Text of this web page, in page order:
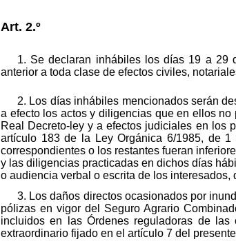
Art. 2.º
1. Se declaran inhábiles los días 19 a 29
anterior a toda clase de efectos civiles,
2. Los días inhábiles mencionados serán
a efecto los actos y diligencias que en ellos
Real Decreto-ley y a efectos judiciales en los
artículo 183 de la Ley Orgánica 6/1985, de
correspondientes o los restantes fueran
y las diligencias practicadas en dichos días
o audiencia verbal o escrita de los interesados,
3. Los daños directos ocasionados por
pólizas en vigor del Seguro Agrario
incluidos en las Órdenes reguladoras de
extraordinario fijado en el artículo 7 del